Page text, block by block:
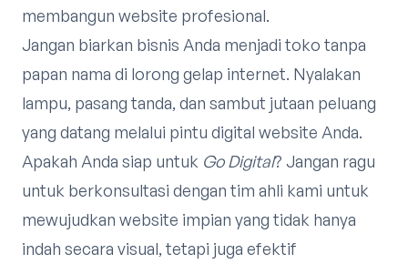
membangun website profesional.
Jangan biarkan bisnis Anda menjadi toko tanpa
papan nama di lorong gelap internet. Nyalakan
lampu, pasang tanda, dan sambut jutaan peluang
yang datang melalui pintu digital website Anda.
Apakah Anda siap untuk Go Digital? Jangan ragu
untuk berkonsultasi dengan tim ahli kami untuk
mewujudkan website impian yang tidak hanya
indah secara visual, tetapi juga efektif